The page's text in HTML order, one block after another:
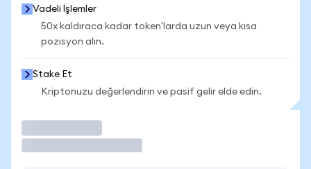
Vadeli İşlemler
50x kaldıraca kadar token'larda uzun veya kısa
pozisyon alın.
Stake Et
Kriptonuzu değerlendirin ve pasif gelir elde edin.